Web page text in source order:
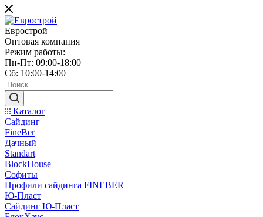
Еврострой
Оптовая компания
Режим работы:
Пн-Пт: 09:00-18:00
Сб: 10:00-14:00
Каталог
Сайдинг
FineBer
Дачный
Standart
BlockHouse
Софиты
Профили сайдинга FINEBER
Ю-Пласт
Сайдинг Ю-Пласт